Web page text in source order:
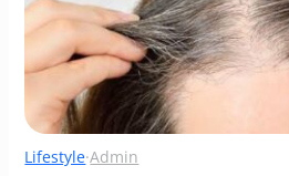
Lifestyle·Admin